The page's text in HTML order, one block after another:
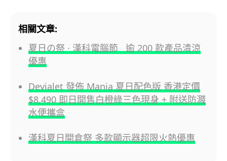
相關文章:
夏日の祭 · 漢科電腦節 逾 200 款產品清涼
優惠
Devialet 發佈 Mania 夏日配色版 香港定價
$8,490 即日開售白橙綠三色現身 + 附送防濺
水便攜盒
漢科夏日開倉祭 多款顯示器超限火熱優惠